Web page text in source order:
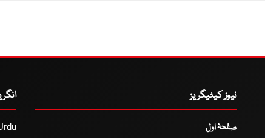
نیوز کیٹیگریز
صفحۂ اول